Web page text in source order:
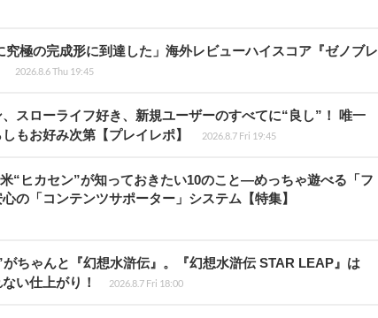
究極の完成形に到達した」海外レビューハイスコア『ゼノブレ
2026.8.6 Thu 19:45
スローライフ好き、新規ユーザーのすべてに“良し”！ 唯一
もお好み次第【プレイレポ】
2026.8.7 Fri 19:45
“ヒカセン”が知っておきたい10のこと―めっちゃ遊べる「フ
の「コンテンツサポーター」システム【特集】
ちゃんと『幻想水滸伝』。『幻想水滸伝 STAR LEAP』は
い仕上がり！
2026.8.7 Fri 18:00